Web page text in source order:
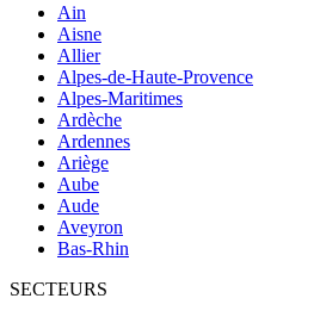
Ain
Aisne
Allier
Alpes-de-Haute-Provence
Alpes-Maritimes
Ardèche
Ardennes
Ariège
Aube
Aude
Aveyron
Bas-Rhin
SECTEURS